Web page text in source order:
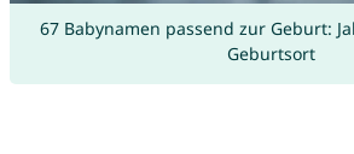
67 Babynamen passend zur Geburt:
Geburtsort